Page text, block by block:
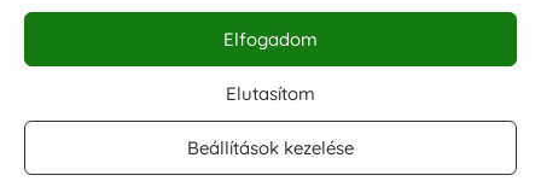
Elfogadom
Elutasítom
Beállítások kezelése
KÖZÖSSÉGI
Facebook csoport